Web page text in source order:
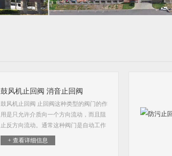
鼓风机止回阀 消音止回阀
鼓风机止回阀 止回阀这种类型的阀门的作
用是只允许介质向一个方向流动，而且阻
止反方向流动。通常这种阀门是自动工作
的，在一个方向流动的流体压力作用下，
阀瓣打开；流体反方向流动时，由流体压
+ 查看详细信息